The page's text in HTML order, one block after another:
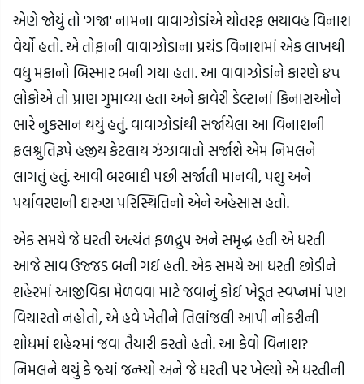
એણે જોયું તો 'ગજા' નામના વાવાઝોડાંએ ચોતરફ ભયાવહ વિનાશ
વેર્યો હતો. એ તોફાની વાવાઝોડાના પ્રચંડ વિનાશમાં એક લાખથી
વધુ મકાનો બિસ્માર બની ગયા હતા. આ વાવાઝોડાંને કારણે ૪૫
લોકોએ તો પ્રાણ ગુમાવ્યા હતા અને કાવેરી ડેલ્ટાનાં કિનારાઓને
ભારે નુકસાન થયું હતું. વાવાઝોડાંથી સર્જાયેલા આ વિનાશની
ફલશ્રુતિરૂપે હજીય કેટલાય ઝંઝાવાતો સર્જાશે એમ નિમલને
લાગતું હતું. આવી બરબાદી પછી સર્જાતી માનવી, પશુ અને
પર્યાવરણની દારુણ પરિસ્થિતિનો એને અહેસાસ હતો.
એક સમયે જે ધરતી અત્યંત ફળદ્રુપ અને સમૃદ્ધ હતી એ ધરતી
આજે સાવ ઉજ્જડ બની ગઈ હતી. એક સમયે આ ધરતી છોડીને
શહેરમાં આજીવિકા મેળવવા માટે જવાનું કોઈ ખેડૂત સ્વપ્નમાં પણ
વિચારતો નહોતો, એ હવે ખેતીને તિલાંજલી આપી નોકરીની
શોધમાં શહે૨માં જવા તૈયારી કરતો હતો. આ કેવો વિનાશ?
નિમલને થયું કે જ્યાં જન્મ્યો અને જે ધરતી પર ખેલ્યો એ ધરતીની